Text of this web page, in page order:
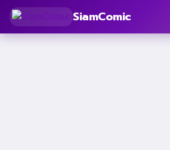
SiamComic